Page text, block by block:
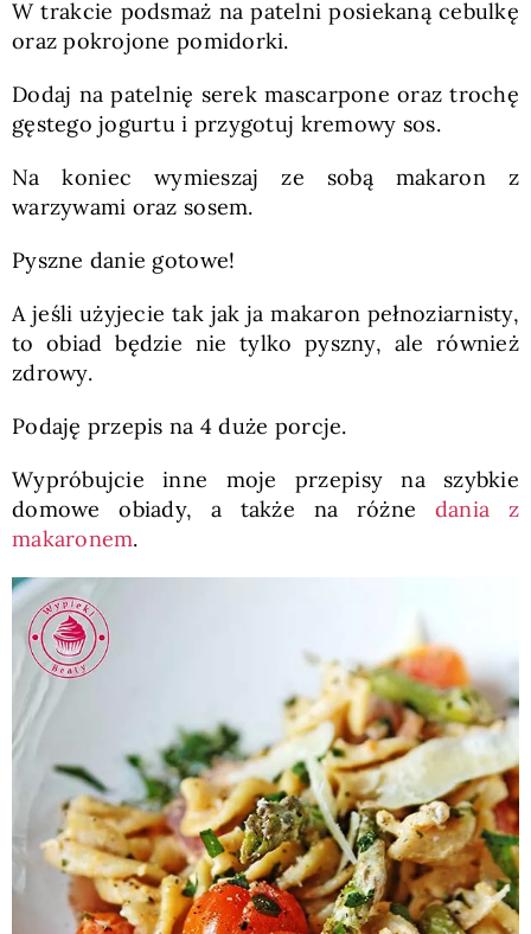
W trakcie podsmaż na patelni posiekaną cebulkę
oraz pokrojone pomidorki.
Dodaj na patelnię serek mascarpone oraz trochę
gęstego jogurtu i przygotuj kremowy sos.
Na koniec wymieszaj ze sobą makaron z
warzywami oraz sosem.
Pyszne danie gotowe!
A jeśli użyjecie tak jak ja makaron pełnoziarnisty,
to obiad będzie nie tylko pyszny, ale również
zdrowy.
Podaję przepis na 4 duże porcje.
Wypróbujcie inne moje przepisy na szybkie
domowe obiady, a także na różne dania z
makaronem.